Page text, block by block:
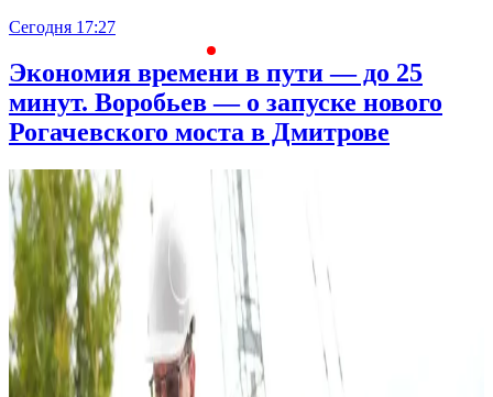
Сегодня 17:27
Экономия времени в пути — до 25
минут. Воробьев — о запуске нового
Рогачевского моста в Дмитрове